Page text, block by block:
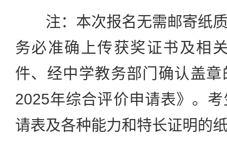
注：本次报名无需邮寄纸质
务必准确上传获奖证书及相
件、经中学教务部门确认盖
2025年综合评价申请表》。
请表及各种能力和特长证明的